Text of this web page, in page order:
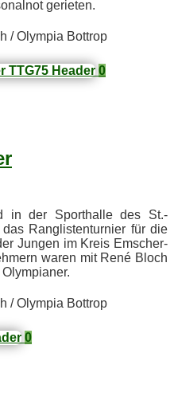
gerieten.
/ Olym­pia Bottrop
0
in der Sport­hal­le des St.-
Rang­lis­ten­tur­nier für die
Jun­gen im Kreis Em­scher-
wa­ren mit René Bloch
/ Olym­pia Bottrop
0